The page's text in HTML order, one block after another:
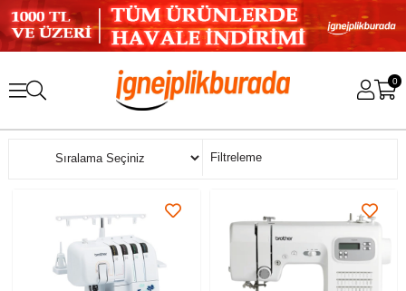
0
Filtreleme
Sıralama